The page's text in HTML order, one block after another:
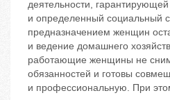
деятельности,
и определенный социальный
предназначением женщин
и ведение домашнего
работающие женщины не
обязанностей и готовы
и профессиональную. При